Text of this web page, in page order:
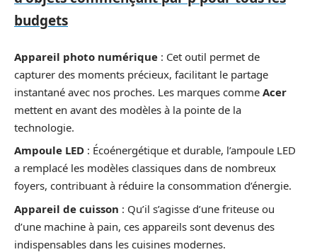
budgets
Appareil photo numérique : Cet outil permet de
capturer des moments précieux, facilitant le partage
instantané avec nos proches. Les marques comme Acer
mettent en avant des modèles à la pointe de la
technologie.
Ampoule LED : Écoénergétique et durable, l’ampoule LED
a remplacé les modèles classiques dans de nombreux
foyers, contribuant à réduire la consommation d’énergie.
Appareil de cuisson : Qu’il s’agisse d’une friteuse ou
d’une machine à pain, ces appareils sont devenus des
indispensables dans les cuisines modernes.